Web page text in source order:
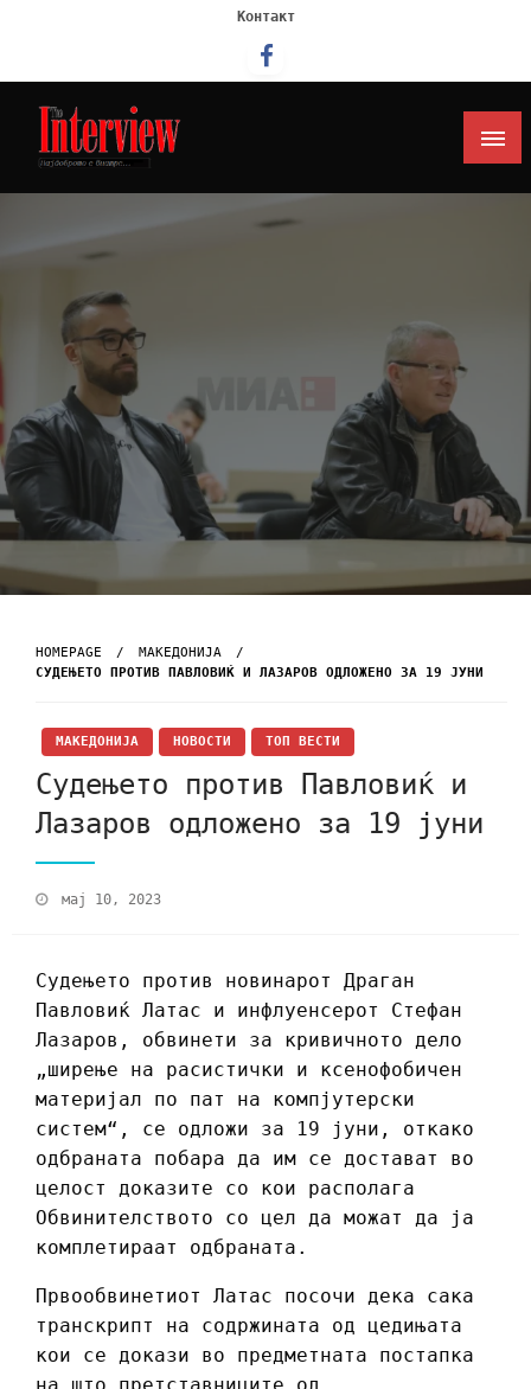
Контакт
Интервју
HOMEPAGE
МАКЕДОНИЈА
СУДЕЊЕТО ПРОТИВ ПАВЛОВИЌ И ЛАЗАРОВ ОДЛОЖЕНО ЗА 19 ЈУНИ
МАКЕДОНИЈА НОВОСТИ ТОП ВЕСТИ
Судењето против Павловиќ и
Лазаров одложено за 19 јуни
мај 10, 2023
Судењето против новинарот Драган
Павловиќ Латас и инфлуенсерот Стефан
Лазаров, обвинети за кривичното дело
„ширење на расистички и ксенофобичен
материјал по пат на компјутерски
систем“, се одложи за 19 јуни, откако
одбраната побара да им се достават во
целост доказите со кои располага
Обвинителството со цел да можат да ја
комплетираат одбраната.
Првообвинетиот Латас посочи дека сака
транскрипт на содржината од цедињата
кои се докази во предметната постапка